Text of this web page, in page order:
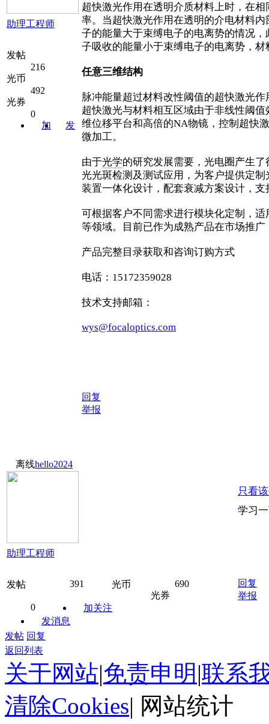
助理工程师
发帖
216
光币
492
光券
0
加
发
超快激光作用在透明介质材料上时，在相
率。当超快激光作用在透明的介电材料
子的能量大于束缚电子的电离势的情况
子吸收的能量小于束缚电子的电离势，
任意三维结构
脉冲能量超过材料改性阈值的超快激光
超快激光与材料相互区域由于非线性阈
维位移平台和高倍的NA物镜，控制超快
微加工。
由于光学的研究发展需要，光电圈产生
光光斑检测及测试应用，为客户提供定
装置一体化设计，配套衰减方案设计，
可根据客户不同需求进⾏模块化定制，适
等领域。目前已作为成熟产品在市场推
产品完整目录获取和咨询订购方式
电话：15172359028
技术支持邮箱：
wys@focaloptics.com
回复
举报
离线hello2024
助理工程师
发帖 391 光币
690
光券
0
加关注
发消息
只看
学习
回复
举报
发帖 回复
返回列表
关于网站|免责申明 |联系
清除Cookies| 网站统计